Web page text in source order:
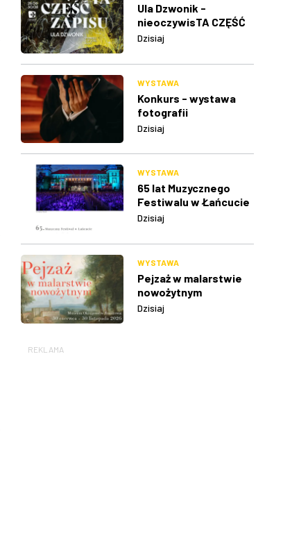
Ula Dzwonik -
nieoczywisTA CZĘŚĆ
ZAPISU
Dzisiaj
WYSTAWA
Konkurs - wystawa
fotografii
Dzisiaj
WYSTAWA
65 lat Muzycznego
Festiwalu w Łańcucie
Dzisiaj
WYSTAWA
Pejzaż w malarstwie
nowożytnym
Dzisiaj
REKLAMA